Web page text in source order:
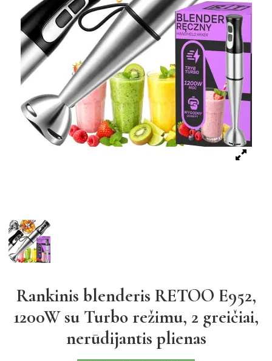
Rankinis blenderis RETOO E952,
1200W su Turbo režimu, 2 greičiai,
nerūdijantis plienas